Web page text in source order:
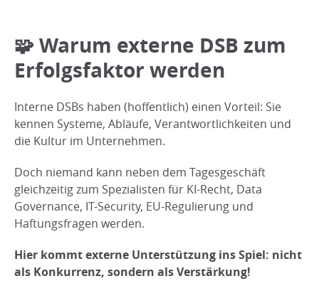
🧩 Warum externe DSB zum
Erfolgsfaktor werden
Interne DSBs haben (hoffentlich) einen Vorteil: Sie
kennen Systeme, Abläufe, Verantwortlichkeiten und
die Kultur im Unternehmen.
Doch niemand kann neben dem Tagesgeschäft
gleichzeitig zum Spezialisten für KI-Recht, Data
Governance, IT-Security, EU-Regulierung und
Haftungsfragen werden.
Hier kommt externe Unterstützung ins Spiel: nicht
als Konkurrenz, sondern als Verstärkung!